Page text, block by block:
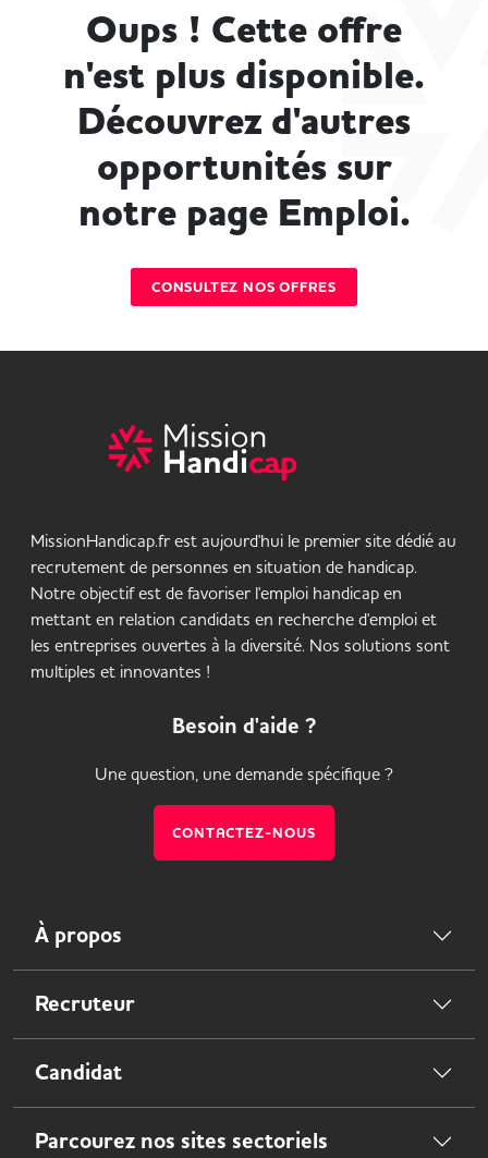
Oups ! Cette offre
n'est plus disponible.
Découvrez d'autres
opportunités sur
notre page Emploi.
CONSULTEZ NOS OFFRES
MissionHandicap.fr est aujourd'hui le premier site dédié au
recrutement de personnes en situation de handicap.
Notre objectif est de favoriser l'emploi handicap en
mettant en relation candidats en recherche d'emploi et
les entreprises ouvertes à la diversité. Nos solutions sont
multiples et innovantes !
Besoin d'aide ?
Une question, une demande spécifique ?
CONTACTEZ-NOUS
À propos
Recruteur
Candidat
Parcourez nos sites sectoriels